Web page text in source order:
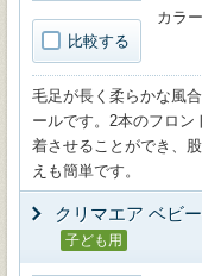
比較する
カラー
毛足が長く柔らかな風
ールです。2本のフロ
着させることができ、
えも簡単です。
クリマエア ベビ
子ども用